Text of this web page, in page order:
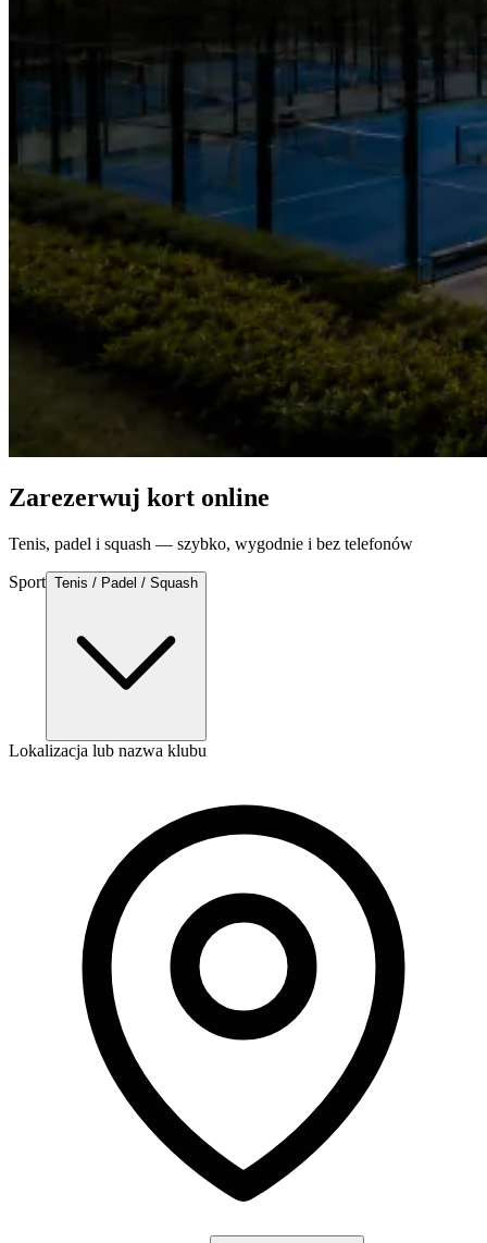
Zarezerwuj kort online
Tenis, padel i squash — szybko, wygodnie i bez telefonów
Sport Tenis / Padel / Squash
Lokalizacja lub nazwa klubu